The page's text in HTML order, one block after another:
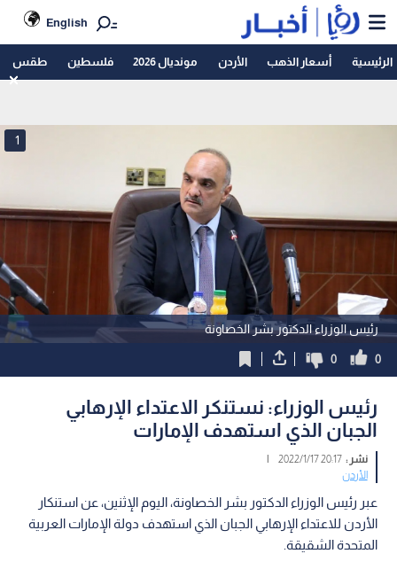
English
الرئيسية أسعار الذهب الأردن مونديال 2026 فلسطين طقس
رئيس الوزراء الدكتور بشر الخصاونة
1
0
0
رئيس الوزراء: نستنكر الاعتداء الإرهابي
الجبان الذي استهدف الإمارات
نشر :20:17 2022/1/17
|
الأردن
عبر رئيس الوزراء الدكتور بشر الخصاونة، اليوم الإثنين، عن استنكار
الأردن للاعتداء الإرهابي الجبان الذي استهدف دولة الإمارات العربية
المتحدة الشقيقة.